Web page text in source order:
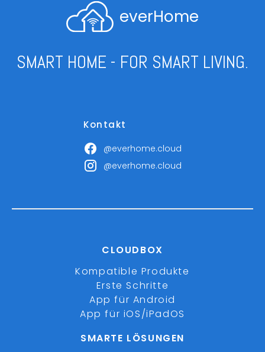
everHome
SMART HOME - FOR SMART LIVING.
Kontakt
@everhome.cloud
@everhome.cloud
CLOUDBOX
Kompatible Produkte
Erste Schritte
App für Android
App für iOS/iPadOS
SMARTE LÖSUNGEN